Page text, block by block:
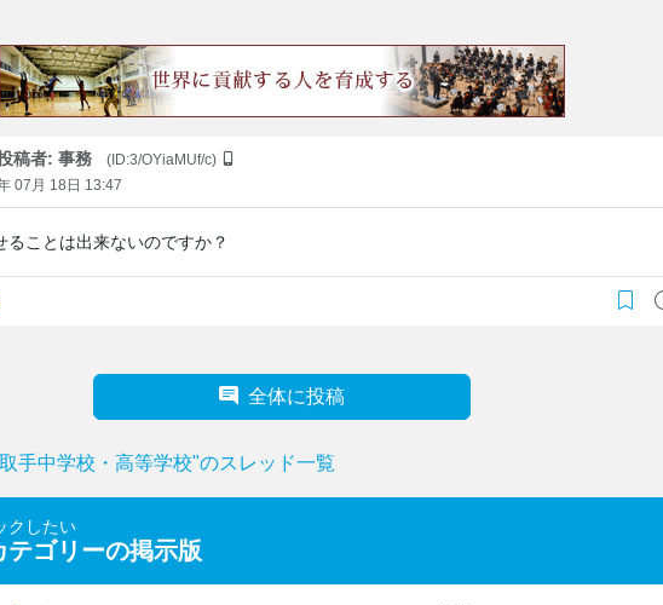
稿者: 事務
(ID:3/OYiaMUf/c)
07月 18日 13:47
ることは出来ないのですか？
全体に投稿
手中学校・高等学校"のスレッド一覧
クしたい
テゴリーの掲示版